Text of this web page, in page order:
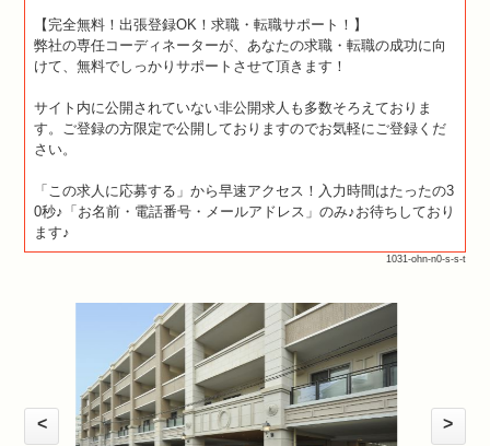
【完全無料！出張登録OK！求職・転職サポート！】
弊社の専任コーディネーターが、あなたの求職・転職の成功に向
けて、無料でしっかりサポートさせて頂きます！
サイト内に公開されていない非公開求人も多数そろえておりま
す。ご登録の方限定で公開しておりますのでお気軽にご登録くだ
さい。
「この求人に応募する」から早速アクセス！入力時間はたったの3
0秒♪「お名前・電話番号・メールアドレス」のみ♪お待ちしており
ます♪
1031-ohn-n0-s-s-t
< >